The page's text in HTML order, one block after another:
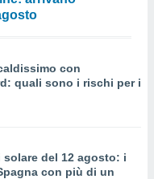
con
quali sono i rischi per i
del 12 agosto: i
con più di un